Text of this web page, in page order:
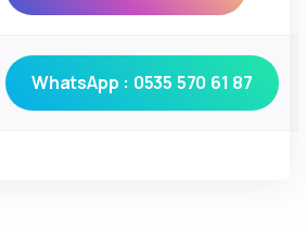
WhatsApp : 0535 570 61 87